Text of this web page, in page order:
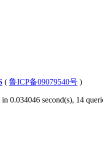
( 鲁ICP备09079540号 )
in 0.034046 second(s), 14